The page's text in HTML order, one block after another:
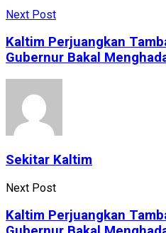
Next Post
Kaltim Perjuangkan
Gubernur Bakal
Sekitar Kaltim
Next Post
Kaltim Perjuangkan